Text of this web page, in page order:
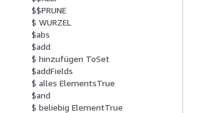
$$PRUNE
$ WURZEL
$abs
$add
$ hinzufügen ToSet
$addFields
$ alles ElementsTrue
$and
$ beliebig ElementTrue